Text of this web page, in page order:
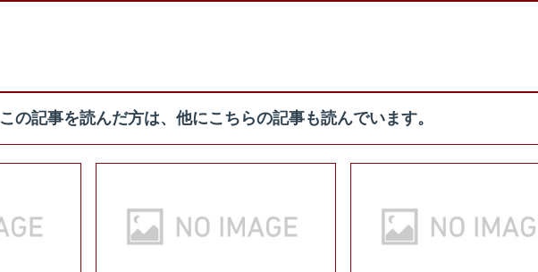
この記事を読んだ方は、他にこちらの記事も読んでいます。